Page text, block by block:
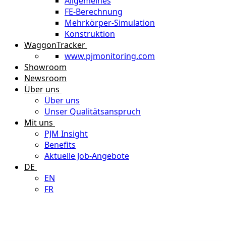
FE-Berechnung
Mehrkörper-Simulation
Konstruktion
WaggonTracker
www.pjmonitoring.com
Showroom
Newsroom
Über uns
Über uns
Unser Qualitätsanspruch
Mit uns
PJM Insight
Benefits
Aktuelle Job-Angebote
DE
EN
FR